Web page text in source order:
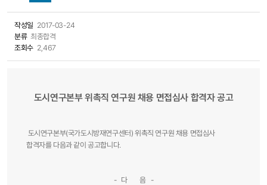
작성일 2017-03-24
분류 최종합격
조회수 2,467
도시연구본부 위촉직 연구원 채용 면접심사 합격자 공고
도시연구본부(국가도시방재연구센터) 위촉직 연구원 채용 면접심사
합격자를 다음과 같이 공고합니다.
- 다 음 -